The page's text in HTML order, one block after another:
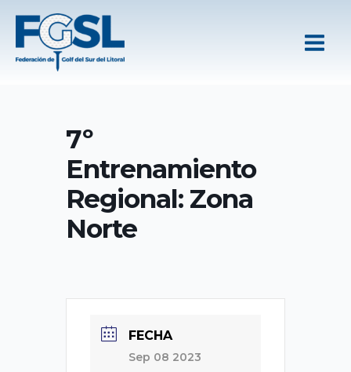
contenido
7º
Entrenamiento
Regional: Zona
Norte
FECHA
Sep 08 2023